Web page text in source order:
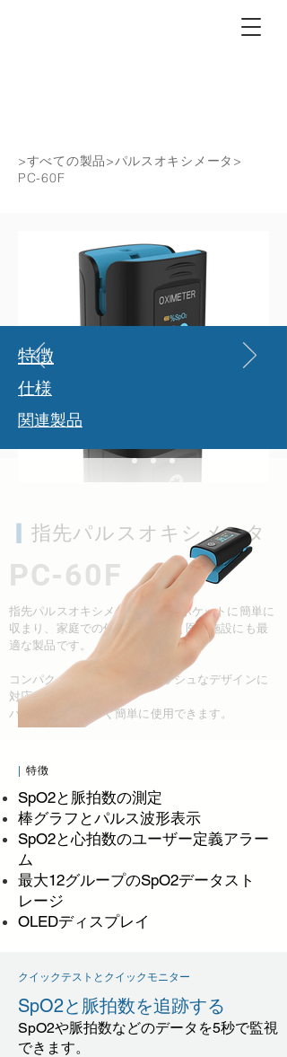
>すべての製品>パルスオキシメータ >
PC-60F
▎指先パルスオキシメータ
PC-60F
指先パルスオキシメータは1つのポケットに簡単に
収まり、家庭での使用だけでなく医療施設にも最
適な製品です。
コンパクトな外観とスタイリッシュなデザインに
対応。
バッテリーで素早く簡単に使用できます。
特徴
仕様
関連製品
特徴
SpO2と脈拍数の測定
棒グラフとパルス波形表示
SpO2と心拍数のユーザー定義アラー
ム
最大12グループのSpO2データスト
レージ
OLEDディスプレイ
クイックテストとクイックモニター
SpO2と脈拍数を追跡する
SpO2や脈拍数などのデータを5秒で監視
できます。